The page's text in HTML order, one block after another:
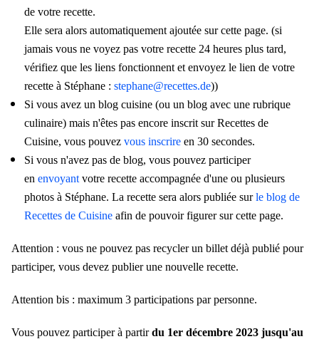
de votre recette.
Elle sera alors automatiquement ajoutée sur cette page. (si
jamais vous ne voyez pas votre recette 24 heures plus tard,
vérifiez que les liens fonctionnent et envoyez le lien de votre
recette à Stéphane : stephane@recettes.de))
Si vous avez un blog cuisine (ou un blog avec une rubrique
culinaire) mais n'êtes pas encore inscrit sur Recettes de
Cuisine, vous pouvez vous inscrireen 30 secondes.
Si vous n'avez pas de blog, vous pouvez participer
en envoyantvotre recette accompagnée d'une ou plusieurs
photos à Stéphane. La recette sera alors publiée surle blog de
Recettes de Cuisineafin de pouvoir figurer sur cette page.
Attention : vous ne pouvez pas recycler un billet déjà publié pour
participer, vous devez publier une nouvelle recette.
Attention bis : maximum 3 participations par personne.
Vous pouvez participer à partirdu 1er décembre 2023 jusqu'au